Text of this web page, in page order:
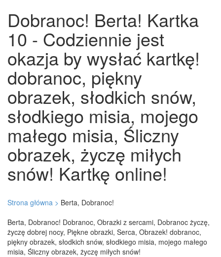
Dobranoc! Berta! Kartka
10 - Codziennie jest
okazja by wysłać kartkę!
dobranoc, piękny
obrazek, słodkich snów,
słodkiego misia, mojego
małego misia, Śliczny
obrazek, życzę miłych
snów! Kartkę online!
Strona główna > Berta, Dobranoc!
Berta, Dobranoc! Dobranoc, Obrazki z sercami, Dobranoc życzę,
życzę dobrej nocy, Piękne obrazki, Serca, Obrazek! dobranoc,
piękny obrazek, słodkich snów, słodkiego misia, mojego małego
misia, Śliczny obrazek, życzę miłych snów!